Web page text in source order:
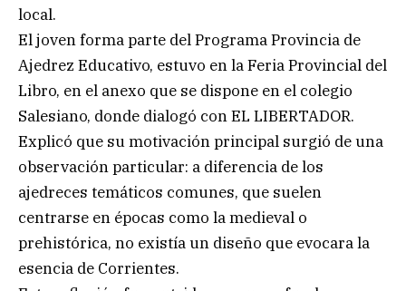
local.
El joven forma parte del Programa Provincia de
Ajedrez Educativo, estuvo en la Feria Provincial del
Libro, en el anexo que se dispone en el colegio
Salesiano, donde dialogó con EL LIBERTADOR.
Explicó que su motivación principal surgió de una
observación particular: a diferencia de los
ajedreces temáticos comunes, que suelen
centrarse en épocas como la medieval o
prehistórica, no existía un diseño que evocara la
esencia de Corrientes.